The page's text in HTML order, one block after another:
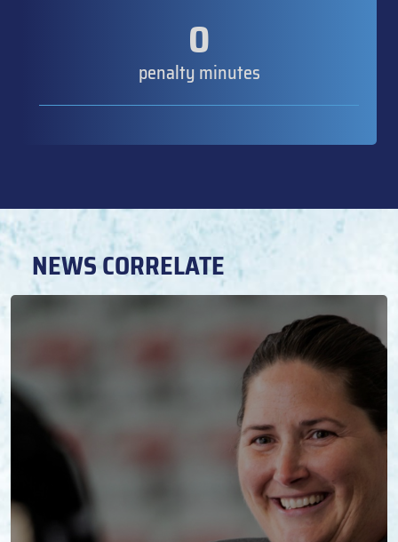
0
penalty minutes
NEWS CORRELATE